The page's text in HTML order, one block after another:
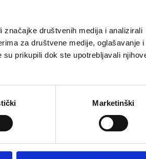
značajke društvenih medija i analizirali
za društvene medije, oglašavanje i
prikupili dok ste upotrebljavali
Marketinški